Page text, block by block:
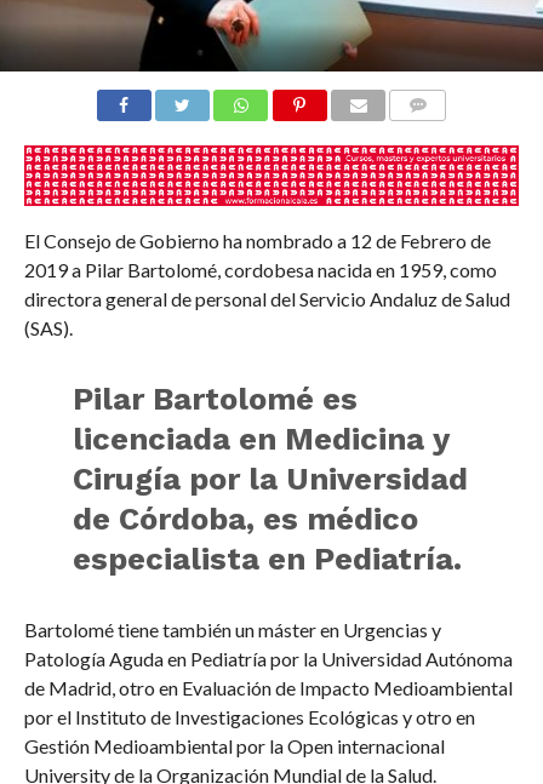
El Consejo de Gobierno ha nombrado a 12 de Febrero de
2019 a Pilar Bartolomé, cordobesa nacida en 1959, como
directora general de personal del Servicio Andaluz de Salud
(SAS).
Pilar Bartolomé es
licenciada en Medicina y
Cirugía por la Universidad
de Córdoba, es médico
especialista en Pediatría.
Bartolomé tiene también un máster en Urgencias y
Patología Aguda en Pediatría por la Universidad Autónoma
de Madrid, otro en Evaluación de Impacto Medioambiental
por el Instituto de Investigaciones Ecológicas y otro en
Gestión Medioambiental por la Open internacional
University de la Organización Mundial de la Salud.